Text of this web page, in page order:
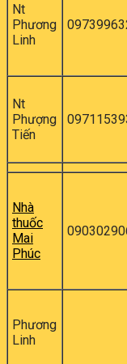
Nt
Phương
Linh
Nt
Phượng
Tiến
Nhà
thuốc
Mai
Phúc
Phương
Linh